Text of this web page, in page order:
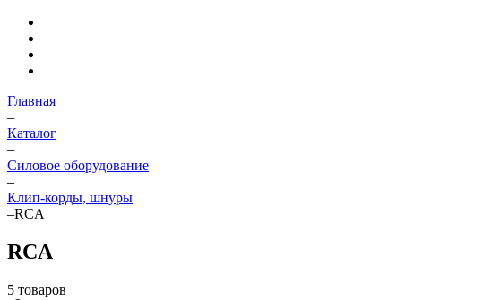
Главная
–
Каталог
–
Силовое оборудование
–
Клип-корды, шнуры
–RCA
RCA
5 товаров